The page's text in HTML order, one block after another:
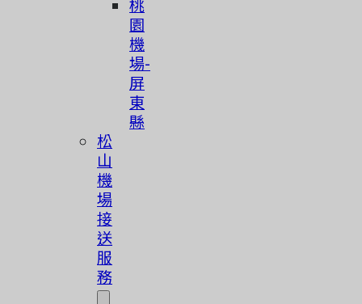
桃
園
機
場-
屏
東
縣
松
山
機
場
接
送
服
務